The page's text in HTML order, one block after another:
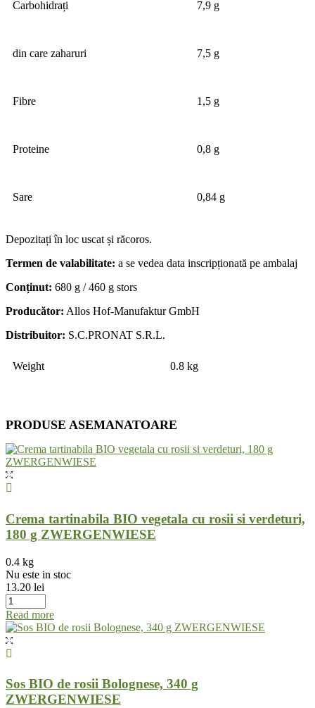
Carbohidrați 7,9 g
din care zaharuri 7,5 g
Fibre 1,5 g
Proteine 0,8 g
Sare 0,84 g
Depozitați în loc uscat și răcoros.
Termen de valabilitate: a se vedea data inscripționată pe ambalaj
Conținut: 680 g / 460 g stors
Producător: Allos Hof-Manufaktur GmbH
Distribuitor: S.C.PRONAT S.R.L.
Weight 0.8 kg
PRODUSE ASEMANATOARE
Crema tartinabila BIO vegetala cu rosii si verdeturi,
180 g ZWERGENWIESE
0.4 kg
Nu este in stoc
13.20 lei
Read more
Sos BIO de rosii Bolognese, 340 g
ZWERGENWIESE